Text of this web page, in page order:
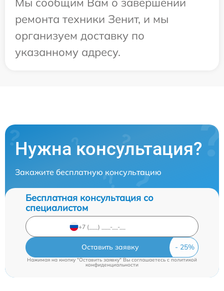
ремонта техники Зенит, и мы
организуем доставку по
указанному адресу.
Нужна консультация?
Закажите бесплатную консультацию
Бесплатная консультация со
специалистом
Оставить заявку
Нажимая на кнопку "Оставить заявку" Вы соглашаетесь cполитикой
конфиденциальности